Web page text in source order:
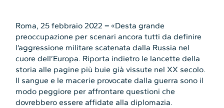
Roma, 25 febbraio 2022 – «Desta grande
preoccupazione per scenari ancora tutti da definire
l’aggressione militare scatenata dalla Russia nel
cuore dell’Europa. Riporta indietro le lancette della
storia alle pagine più buie già vissute nel XX secolo.
Il sangue e le macerie provocate dalla guerra sono il
modo peggiore per affrontare questioni che
dovrebbero essere affidate alla diplomazia.